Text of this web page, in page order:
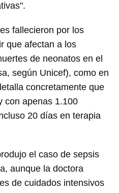
fallecieron por los
que afectan a los
de neonatos en el
según Unicef), como en
concretamente que
con apenas 1.100
20 días en terapia
el caso de sepsis
aunque la doctora
de cuidados intensivos